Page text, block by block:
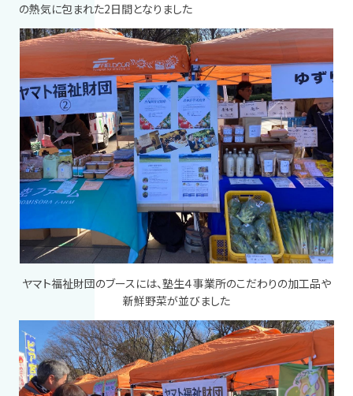
の熱気に包まれた2日間となりました
ヤマト福祉財団のブースには、塾生４事業所のこだわりの加工品や
新鮮野菜が並びました